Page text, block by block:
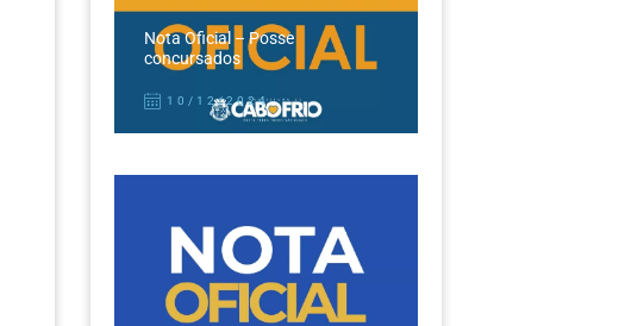
Nota Oficial – Posse
concursados
10/12/2024